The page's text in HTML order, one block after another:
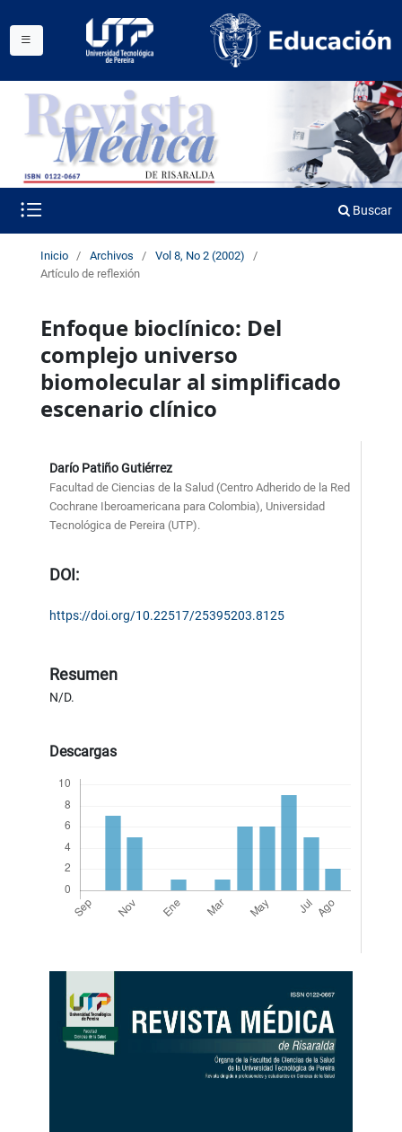
Buscar
Inicio / Archivos / Vol 8, No 2 (2002)
/
Artículo de reflexión
Enfoque bioclínico: Del
complejo universo
biomolecular al simplificado
escenario clínico
Darío Patiño Gutiérrez
Facultad de Ciencias de la Salud (Centro Adherido de la Red
Cochrane Iberoamericana para Colombia), Universidad
Tecnológica de Pereira (UTP).
DOI:
https://doi.org/10.22517/25395203.8125
Resumen
N/D.
Descargas